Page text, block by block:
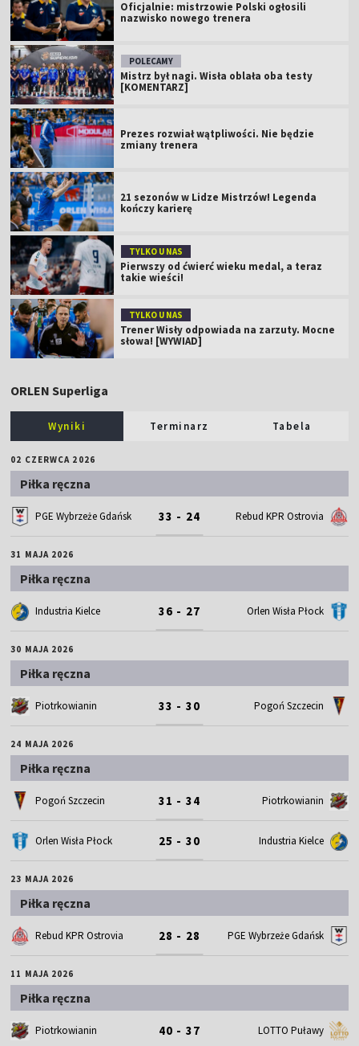
Oficjalnie: mistrzowie Polski ogłosili
nazwisko nowego trenera
POLECAMY
Mistrz był nagi. Wisła oblała oba testy
[KOMENTARZ]
Prezes rozwiał wątpliwości. Nie będzie
zmiany trenera
21 sezonów w Lidze Mistrzów! Legenda
kończy karierę
TYLKO U NAS
Pierwszy od ćwierć wieku medal, a teraz
takie wieści!
TYLKO U NAS
Trener Wisły odpowiada na zarzuty. Mocne
słowa! [WYWIAD]
ORLEN Superliga
Wyniki Terminarz Tabela
02 CZERWCA 2026
Piłka ręczna
PGE Wybrzeże Gdańsk 33 - 24 Rebud KPR Ostrovia
31 MAJA 2026
Piłka ręczna
Industria Kielce 36 - 27 Orlen Wisła Płock
30 MAJA 2026
Piłka ręczna
Piotrkowianin 33 - 30 Pogoń Szczecin
24 MAJA 2026
Piłka ręczna
Pogoń Szczecin 31 - 34 Piotrkowianin
Orlen Wisła Płock 25 - 30 Industria Kielce
23 MAJA 2026
Piłka ręczna
Rebud KPR Ostrovia 28 - 28 PGE Wybrzeże Gdańsk
11 MAJA 2026
Piłka ręczna
Piotrkowianin 40 - 37 LOTTO Puławy